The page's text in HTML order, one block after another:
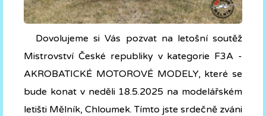
Dovolujeme si Vás pozvat na letošní soutěž
Mistrovství České republiky v kategorie F3A -
AKROBATICKÉ MOTOROVÉ MODELY, které se
bude konat v neděli 18.5.2025 na modelářském
letišti Mělník, Chloumek. Tímto jste srdečně zváni